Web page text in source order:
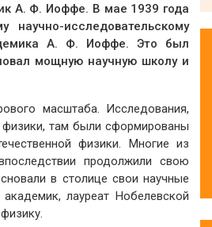
А. Ф. Иоффе. В мае 1939 года
исследовательскому
А. Ф. Иоффе. Это был
мощную научную школу и
масштаба. Исследования,
физики, там были сформированы
физики. Многие из
продолжили свою
в столице свои научные
лауреат Нобелевской